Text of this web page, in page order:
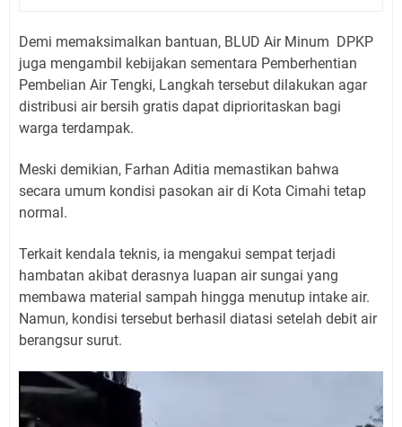
Demi memaksimalkan bantuan, BLUD Air Minum DPKP
juga mengambil kebijakan sementara Pemberhentian
Pembelian Air Tengki, Langkah tersebut dilakukan agar
distribusi air bersih gratis dapat diprioritaskan bagi
warga terdampak.
Meski demikian, Farhan Aditia memastikan bahwa
secara umum kondisi pasokan air di Kota Cimahi tetap
normal.
Terkait kendala teknis, ia mengakui sempat terjadi
hambatan akibat derasnya luapan air sungai yang
membawa material sampah hingga menutup intake air.
Namun, kondisi tersebut berhasil diatasi setelah debit air
berangsur surut.